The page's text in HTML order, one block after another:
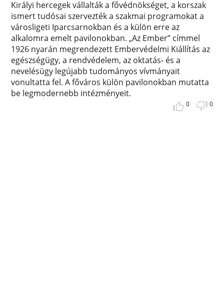
Királyi hercegek vállalták a fővédnökséget, a korszak
ismert tudósai szervezték a szakmai programokat a
városligeti Iparcsarnokban és a külön erre az
alkalomra emelt pavilonokban. „Az Ember” címmel
1926 nyarán megrendezett Embervédelmi Kiállítás az
egészségügy, a rendvédelem, az oktatás- és a
nevelésügy legújabb tudományos vívmányait
vonultatta fel. A főváros külön pavilonokban mutatta
be legmodernebb intézményeit.
0 0